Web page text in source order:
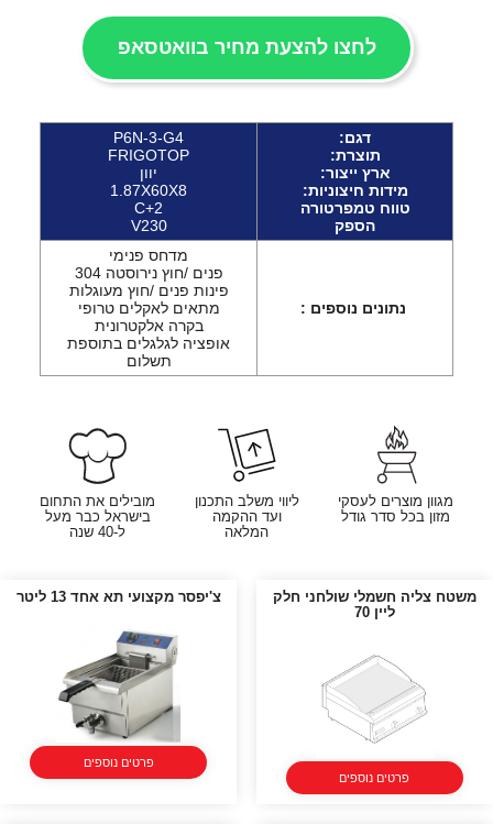
לחצו להצעת מחיר בוואטסאפ
דגם:
תוצרת:
ארץ ייצור:
מידות חיצוניות:
טווח טמפרטורה
הספק
P6N-3-G4
FRIGOTOP
יוון
1.87X60X8
C+2
V230
נתונים נוספים :
מדחס פנימי
פנים /חוץ נירוסטה 304
פינות פנים /חוץ מעוגלות
מתאים לאקלים טרופי
בקרה אלקטרונית
אופציה לגלגלים בתוספת
תשלום
מגוון מוצרים לעסקי
מזון בכל סדר גודל
ליווי משלב התכנון
ועד ההקמה
המלאה
מובילים את התחום
בישראל כבר מעל
ל-40 שנה
משטח צליה חשמלי שולחני חלק
ליין 70
פרטים נוספים
צ'יפסר מקצועי תא אחד 13 ליטר
פרטים נוספים